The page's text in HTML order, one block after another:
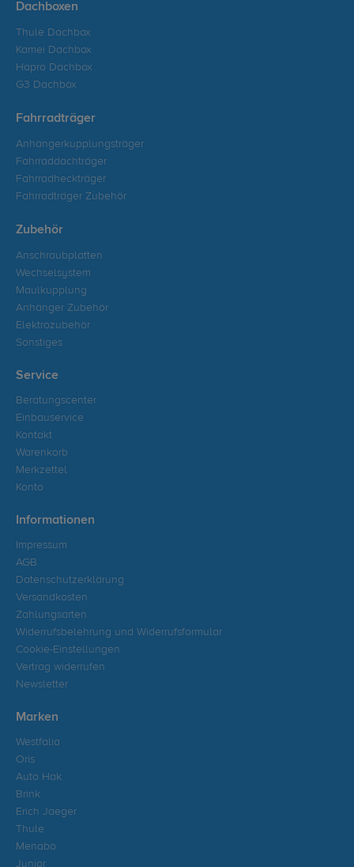
Dachboxen
Thule Dachbox
Kamei Dachbox
Hapro Dachbox
G3 Dachbox
Fahrradträger
Anhängerkupplungsträger
Fahrraddachträger
Fahrradheckträger
Fahrradträger Zubehör
Zubehör
Anschraubplatten
Wechselsystem
Maulkupplung
Anhänger Zubehör
Elektrozubehör
Sonstiges
Service
Beratungscenter
Einbauservice
Kontakt
Warenkorb
Merkzettel
Konto
Informationen
Impressum
AGB
Datenschutzerklärung
Versandkosten
Zahlungsarten
Widerrufsbelehrung und Widerrufsformular
Cookie-Einstellungen
Vertrag widerrufen
Newsletter
Marken
Westfalia
Oris
Auto Hak
Brink
Erich Jaeger
Thule
Menabo
Junior